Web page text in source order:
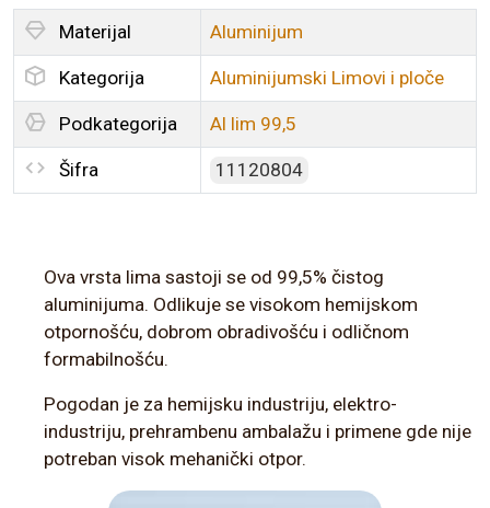
Materijal Aluminijum
Kategorija Aluminijumski Limovi i ploče
Podkategorija Al lim 99,5
Šifra 11120804
Ova vrsta lima sastoji se od 99,5% čistog
aluminijuma. Odlikuje se visokom hemijskom
otpornošću, dobrom obradivošću i odličnom
formabilnošću.
Pogodan je za hemijsku industriju, elektro-
industriju, prehrambenu ambalažu i primene gde nije
potreban visok mehanički otpor.